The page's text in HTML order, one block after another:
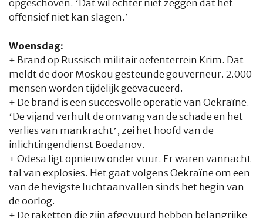
opgeschoven. ‘Dat wil echter niet zeggen dat het
offensief niet kan slagen.’
Woensdag:
+ Brand op Russisch militair oefenterrein Krim. Dat
meldt de door Moskou gesteunde gouverneur. 2.000
mensen worden tijdelijk geëvacueerd.
+ De brand is een succesvolle operatie van Oekraïne.
‘De vijand verhult de omvang van de schade en het
verlies van mankracht’, zei het hoofd van de
inlichtingendienst Boedanov.
+ Odesa ligt opnieuw onder vuur. Er waren vannacht
tal van explosies. Het gaat volgens Oekraïne om een
van de hevigste luchtaanvallen sinds het begin van
de oorlog.
+ De raketten die zijn afgevuurd hebben belangrijke